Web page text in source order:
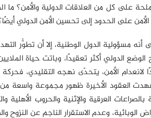
على كل من العلاقات الدولية والأمن؟ ما
على الحدود إلى تحسين الأمن الدولي
أنه مسؤولية الدول الوطنية، إلا أن تطوُّر
لانعدام الأمن، يتحدّى نهجه التقليدي،
العقود الأخيرة ظهور مجموعة واسعة
العرقية والإثنية والحروب الأهلية
الوبائية، وعدم الاستقرار الناجم عن